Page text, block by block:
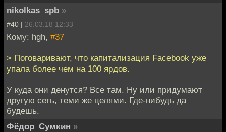
nikolkas_spb »
#40 | 26.03.18 12:33
Кому: hgh, #37
> Поговаривают, что капитализация Facebook уже
упала более чем на 100 ярдов.
У куда они денутся? Все там. Ну или придумают
другую сеть, теми же целями. Где-нибудь да
будешь.
Фёдор_Сумкин »